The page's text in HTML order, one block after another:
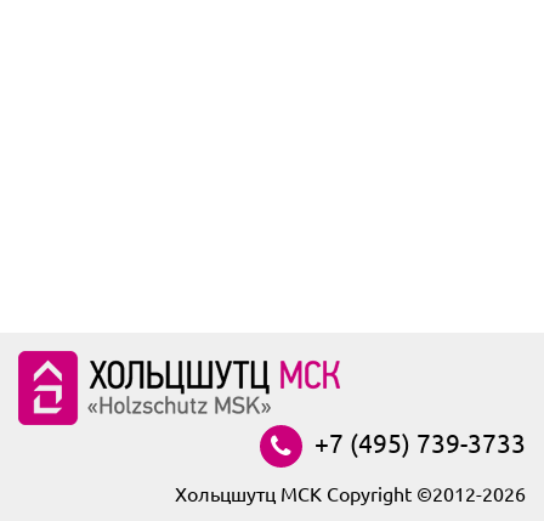
+7 (495) 739-3733
Хольцшутц МСК Copyright ©2012-2026